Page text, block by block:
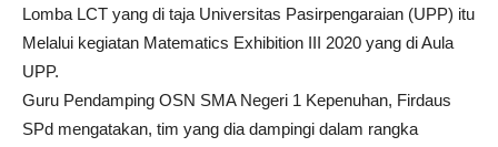
Lomba LCT yang di taja Universitas Pasirpengaraian (UPP) itu
Melalui kegiatan Matematics Exhibition III 2020 yang di Aula
UPP.
Guru Pendamping OSN SMA Negeri 1 Kepenuhan, Firdaus
SPd mengatakan, tim yang dia dampingi dalam rangka